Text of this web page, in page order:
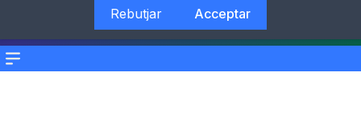
Menu
Rebutjar
Acceptar